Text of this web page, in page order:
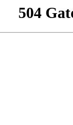
504